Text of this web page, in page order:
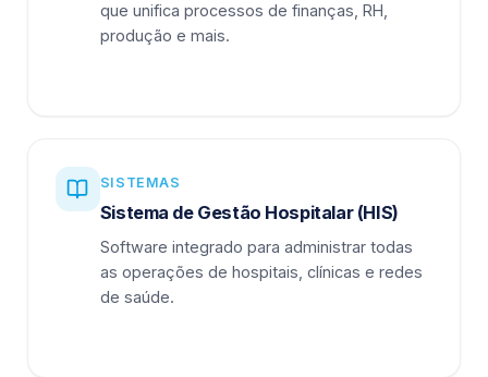
que unifica processos de finanças, RH,
produção e mais.
SISTEMAS
Sistema de Gestão Hospitalar (HIS)
Software integrado para administrar todas
as operações de hospitais, clínicas e redes
de saúde.